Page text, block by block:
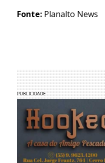
Fonte:Planalto News
PUBLICIDADE